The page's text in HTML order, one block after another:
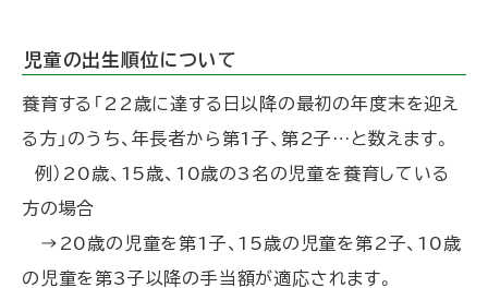
児童の出生順位について
養育する「22歳に達する日以降の最初の年度末を迎え
る方」のうち、年長者から第1子、第2子…と数えます。
例）20歳、15歳、10歳の3名の児童を養育している
方の場合
→20歳の児童を第1子、15歳の児童を第2子、10歳
の児童を第3子以降の手当額が適応されます。